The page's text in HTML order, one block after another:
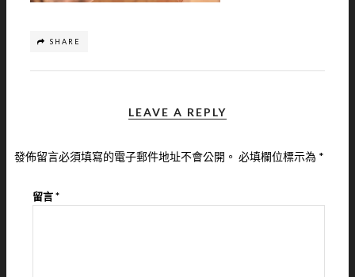
SHARE
LEAVE A REPLY
發佈留言必須填寫的電子郵件地址不會公開。 必填欄位標示為 *
留言*